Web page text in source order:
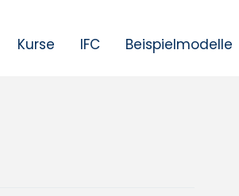
Kurse IFC Beispielmodelle